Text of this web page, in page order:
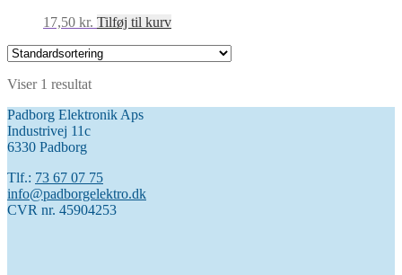
17,50 kr. Tilføj til kurv
Viser 1 resultat
Padborg Elektronik Aps
Industrivej 11c
6330 Padborg
Tlf.: 73 67 07 75
info@padborgelektro.dk
CVR nr. 45904253